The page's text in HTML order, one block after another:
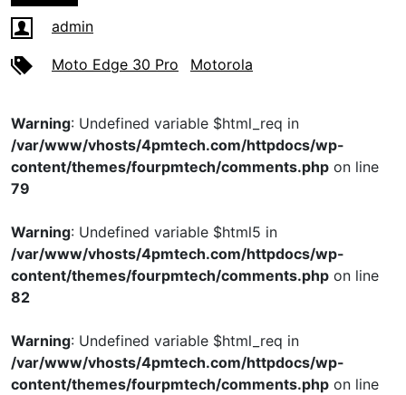
admin
Moto Edge 30 Pro Motorola
Warning: Undefined variable $html_req in
/var/www/vhosts/4pmtech.com/httpdocs/wp-
content/themes/fourpmtech/comments.php on line
79
Warning: Undefined variable $html5 in
/var/www/vhosts/4pmtech.com/httpdocs/wp-
content/themes/fourpmtech/comments.php on line
82
Warning: Undefined variable $html_req in
/var/www/vhosts/4pmtech.com/httpdocs/wp-
content/themes/fourpmtech/comments.php on line